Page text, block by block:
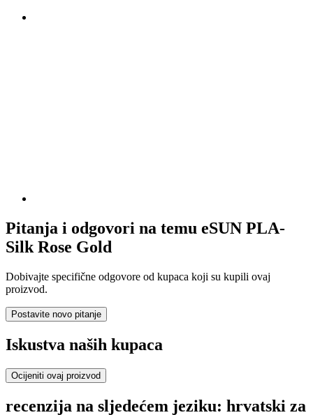
Pitanja i odgovori na temu eSUN PLA-
Silk Rose Gold
Dobivajte specifične odgovore od kupaca koji su kupili ovaj
proizvod.
Postavite novo pitanje
Iskustva naših kupaca
Ocijeniti ovaj proizvod
recenzija na sljedećem jeziku: hrvatski za